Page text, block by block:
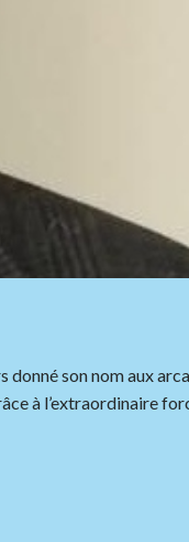
son nom aux
à l’extraordinaire